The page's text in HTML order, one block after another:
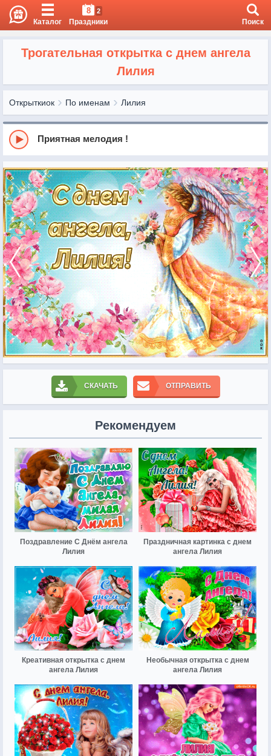
Каталог
8 2
Праздники Поиск
Трогательная открытка с днем ангела
Лилия
Открыткиок По именам Лилия
Приятная мелодия !
СКАЧАТЬ ОТПРАВИТЬ
Рекомендуем
Поздравление С Днём ангела
Лилия
Праздничная картинка с днем
ангела Лилия
Креативная открытка с днем
ангела Лилия
Необычная открытка с днем
ангела Лилия